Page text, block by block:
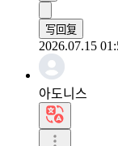
写回复
2026.07.15
아도니스